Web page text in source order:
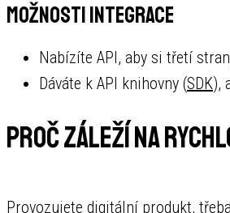
Možnosti integrace
Nabízíte API, aby si třetí
Dáváte k API knihovny (SDK),
Proč záleží na
Provozujete digitální produkt,